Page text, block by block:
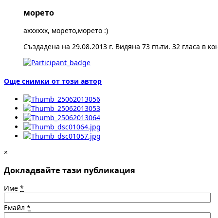
морето
ахххххх, морето,морето :)
Създадена на 29.08.2013 г. Видяна 73 пъти. 32 гласа в
Още снимки от този автор
×
Докладвайте тази публикация
Име *
Емайл *